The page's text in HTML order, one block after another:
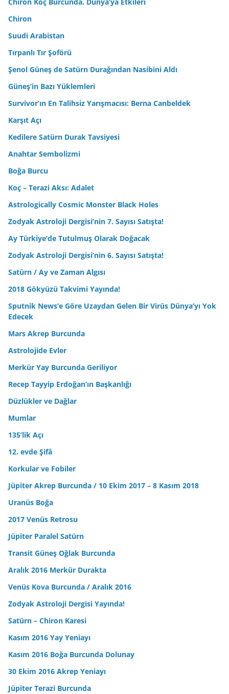
Chiron
Suudi Arabistan
Tırpanlı Tır Şoförü
Şenol Güneş de Satürn Durağından Nasibini Aldı
Güneş’in Bazı Yüklemleri
Survivor’ın En Talihsiz Yarışmacısı: Berna Canbeldek
Karşıt Açı
Kedilere Satürn Durak Tavsiyesi
Anahtar Sembolizmi
Boğa Burcu
Koç – Terazi Aksı: Adalet
Astrologically Cosmic Monster Black Holes
Zodyak Astroloji Dergisi’nin 7. Sayısı Satışta!
Ay Türkiye’de Tutulmuş Olarak Doğacak
Zodyak Astroloji Dergisi’nin 6. Sayısı Satışta!
Satürn / Ay ve Zaman Algısı
2018 Gökyüzü Takvimi Yayında!
Sputnik News’e Göre Uzaydan Gelen Bir Virüs Dünya’yı Yok
Edecek
Mars Akrep Burcunda
Astrolojide Evler
Merkür Yay Burcunda Geriliyor
Recep Tayyip Erdoğan’ın Başkanlığı
Düzlükler ve Dağlar
Mumlar
135’lik Açı
12. evde Şifâ
Korkular ve Fobiler
Jüpiter Akrep Burcunda / 10 Ekim 2017 – 8 Kasım 2018
Uranüs Boğa
2017 Venüs Retrosu
Jüpiter Paralel Satürn
Transit Güneş Oğlak Burcunda
Aralık 2016 Merkür Durakta
Venüs Kova Burcunda / Aralık 2016
Zodyak Astroloji Dergisi Yayında!
Satürn – Chiron Karesi
Kasım 2016 Yay Yeniayı
Kasım 2016 Boğa Burcunda Dolunay
30 Ekim 2016 Akrep Yeniayı
Jüpiter Terazi Burcunda